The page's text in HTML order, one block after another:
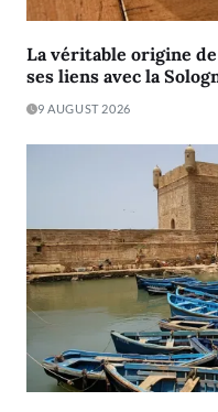
La véritable origine
ses liens avec la
9 AUGUST 2026